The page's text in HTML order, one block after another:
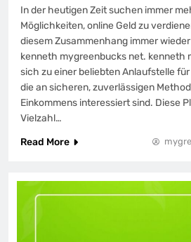
In der heutigen Zeit suchen immer
Möglichkeiten, online Geld zu
diesem Zusammenhang immer
kenneth mygreenbucks net. kenneth
sich zu einer beliebten Anlaufstelle
die an sicheren, zuverlässigen
Einkommens interessiert sind. Diese
Vielzahl…
Read More